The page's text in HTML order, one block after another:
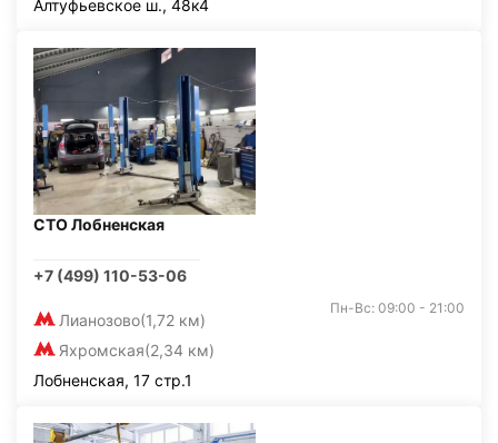
Алтуфьевское ш., 48к4
СТО Лобненская
+7 (499) 110-53-06
Лианозово(1,72 км)
Яхромская(2,34 км)
Пн-Вс: 09:00 - 21:00
Лобненская, 17 стр.1